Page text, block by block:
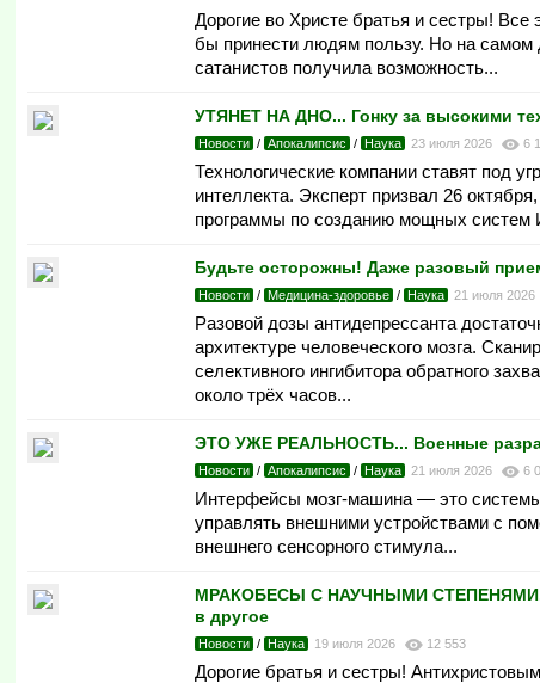
Дорогие во Христе братья и сестры!
бы принести людям пользу. Но на самом
сатанистов получила возможность...
УТЯНЕТ НА ДНО... Гонку за высокими
Новости / Апокалипсис / Наука 23 июля 2026 6
Технологические компании ставят под
интеллекта. Эксперт призвал 26
программы по созданию мощных систем
Будьте осторожны! Даже разовый
Новости / Медицина-здоровье / Наука 21 июля 2026
Разовой дозы антидепрессанта
архитектуре человеческого мозга.
селективного ингибитора обратного
около трёх часов...
ЭТО УЖЕ РЕАЛЬНОСТЬ... Военные
Новости / Апокалипсис / Наука 21 июля 2026 6
Интерфейсы мозг-машина — это
управлять внешними устройствами с
внешнего сенсорного стимула...
МРАКОБЕСЫ С НАУЧНЫМИ СТЕПЕНЯМИ...
в другое
Новости / Наука 19 июля 2026 12 553
Дорогие братья и сестры!